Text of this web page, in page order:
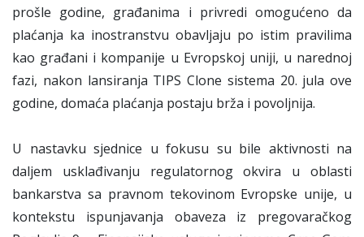
prošle godine, građanima i privredi omogućeno da
plaćanja ka inostranstvu obavljaju po istim pravilima
kao građani i kompanije u Evropskoj uniji, u narednoj
fazi, nakon lansiranja TIPS Clone sistema 20. jula ove
godine, domaća plaćanja postaju brža i povoljnija.
U nastavku sjednice u fokusu su bile aktivnosti na
daljem usklađivanju regulatornog okvira u oblasti
bankarstva sa pravnom tekovinom Evropske unije, u
kontekstu ispunjavanja obaveza iz pregovaračkog